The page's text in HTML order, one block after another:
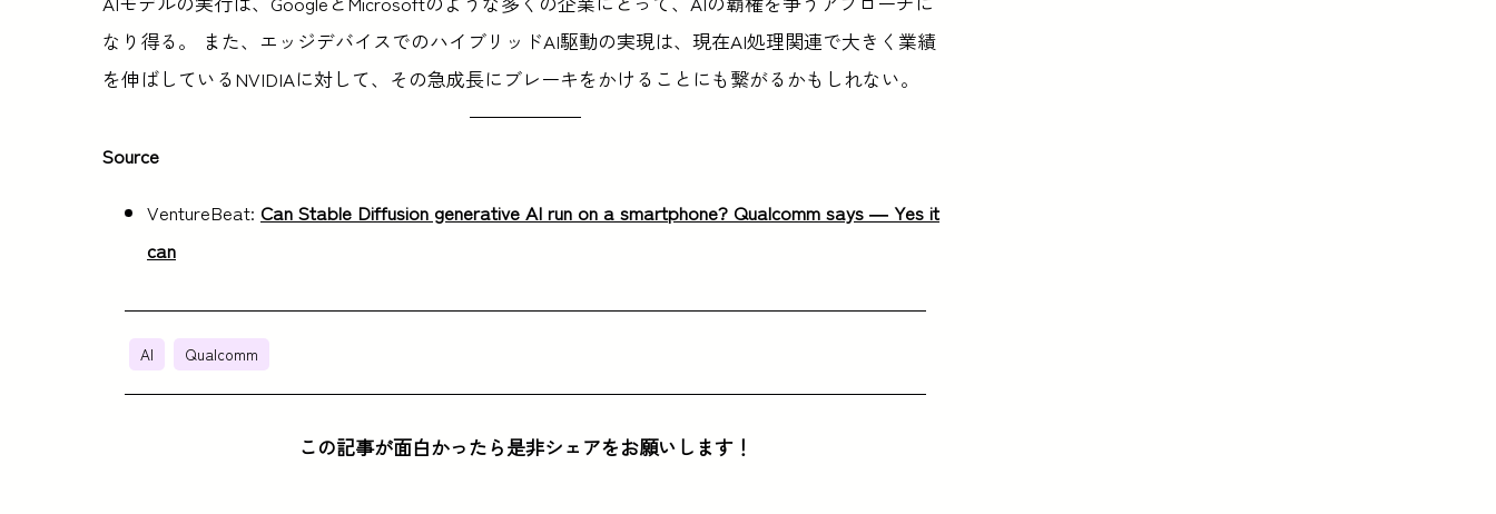
なり得る。 また、エッジデバイスでのハイブリッドAI駆動の実現は、現在AI処理関連で大きく業績
を伸ばしているNVIDIAに対して、その急成長にブレーキをかけることにも繋がるかもしれない。
Source
VentureBeat: Can Stable Diffusion generative AI run on a smartphone? Qualcomm says — Yes it
can
AI Qualcomm
この記事が面白かったら是非シェアをお願いします！